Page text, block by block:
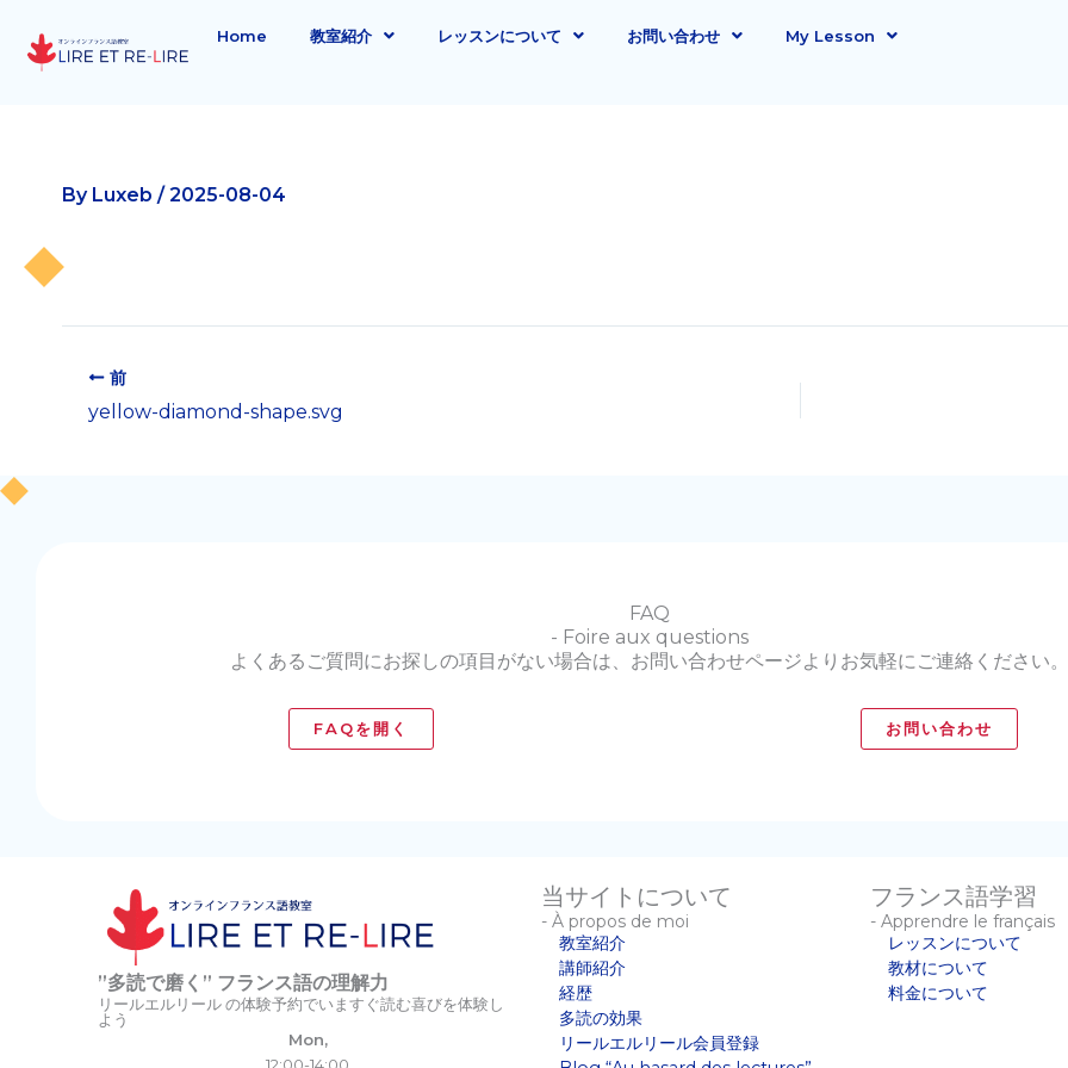
Home 教室紹介 レッスンについて お問い合わせ My Lesson
By Luxeb /2025-08-04
前
yellow-diamond-shape.svg
FAQ
- Foire aux questions
よくあるご質問にお探しの項目がない場合は、お問い合わせページよりお気軽にご連絡ください。
FAQを開く お問い合わせ
”多読で磨く” フランス語の理解力
リールエルリール の体験予約でいますぐ読む喜びを体験し
よう
Mon,
12:00-14:00
当サイトについて
- À propos de moi
教室紹介
講師紹介
経歴
多読の効果
リールエルリール会員登録
フランス語学習
- Apprendre le français
レッスンについて
教材について
料金について